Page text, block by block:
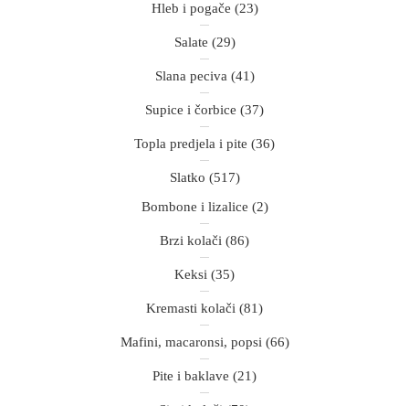
Hleb i pogače (23)
Salate (29)
Slana peciva(41)
Supice i čorbice (37)
Topla predjela i pite (36)
Slatko (517)
Bombone i lizalice (2)
Brzi kolači (86)
Keksi (35)
Kremasti kolači (81)
Mafini, macaronsi, popsi(66)
Pite i baklave (21)